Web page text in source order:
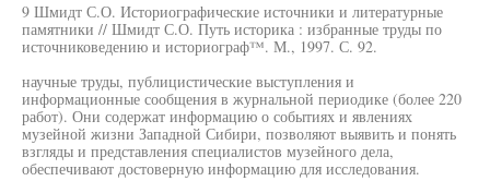
9 Шмидт С.О. Историографические источники и литературные
памятники // Шмидт С.О. Путь историка : избранные труды по
источниковедению и историограф™. М., 1997. С. 92.
научные труды, публицистические выступления и
информационные сообщения в журнальной периодике (более 220
работ). Они содержат информацию о событиях и явлениях
музейной жизни Западной Сибири, позволяют выявить и понять
взгляды и представления специалистов музейного дела,
обеспечивают достоверную информацию для исследования.